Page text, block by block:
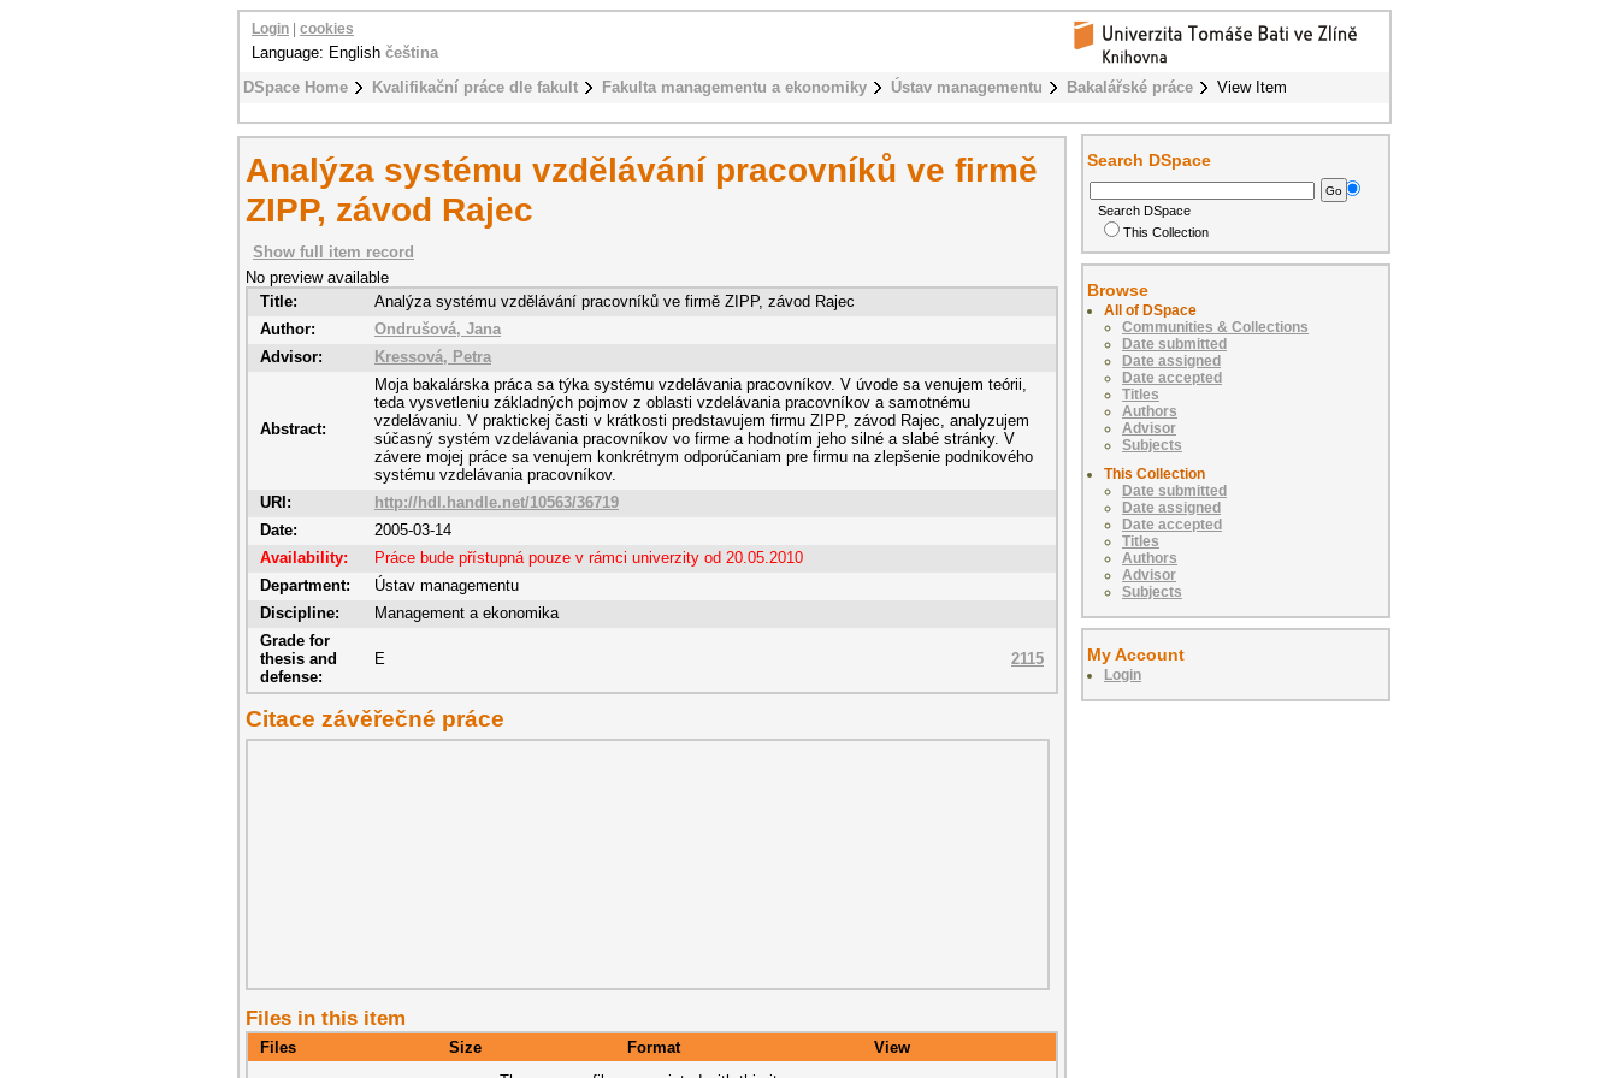
DSpace Home Kvalifikační práce dle fakult Fakulta managementu a ekonomiky Ústav managementu Bakalářské práce View Item
Login cookies
Language: English čeština
Analýza systému vzdělávání pracovníků ve firmě
ZIPP, závod Rajec
Show full item record
No preview available
Title:
Analýza systému vzdělávání pracovníků ve firmě ZIPP, závod Rajec
Author:
Ondrušová, Jana
Advisor:
Kressová, Petra
Abstract:
Moja bakalárska práca sa týka systému vzdelávania pracovníkov. V úvode sa venujem teórii,
teda vysvetleniu základných pojmov z oblasti vzdelávania pracovníkov a samotnému
vzdelávaniu. V praktickej časti v krátkosti predstavujem firmu ZIPP, závod Rajec, analyzujem
súčasný systém vzdelávania pracovníkov vo firme a hodnotím jeho silné a slabé stránky. V
závere mojej práce sa venujem konkrétnym odporúčaniam pre firmu na zlepšenie podnikového
systému vzdelávania pracovníkov.
URI:
http://hdl.handle.net/10563/36719
Date:
2005-03-14
Availability:
Práce bude přístupná pouze v rámci univerzity od 20.05.2010
Department:
Ústav managementu
Discipline:
Management a ekonomika
Grade for
thesis and
defense:
E 2115
Citace závěřečné práce
Files in this item
Files Size Format
View
Search DSpace
Search DSpace
This Collection
Browse
All of DSpace
Communities & Collections
Date submitted
Date assigned
Date accepted
Titles
Authors
Advisor
Subjects
This Collection
Date submitted
Date assigned
Date accepted
Titles
Authors
Advisor
Subjects
My Account
Login